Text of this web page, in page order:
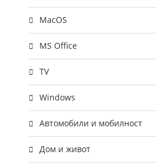
MacOS
MS Office
TV
Windows
Автомобили и мобилност
Дом и живот